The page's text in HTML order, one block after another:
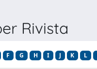
Rivista
F G H I J K L